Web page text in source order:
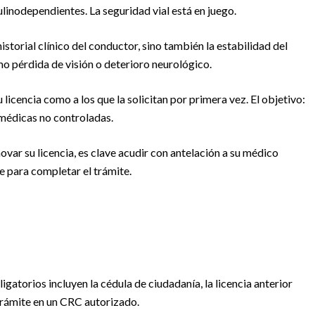
La seguridad vial está en juego.
clínico del conductor, sino también la estabilidad del
pérdida de visión o deterioro neurológico.
licencia como a los que la solicitan por primera vez. El objetivo:
no controladas.
su licencia, es clave acudir con antelación a su médico
para completar el trámite.
incluyen la cédula de ciudadanía, la licencia anterior
en un CRC autorizado.